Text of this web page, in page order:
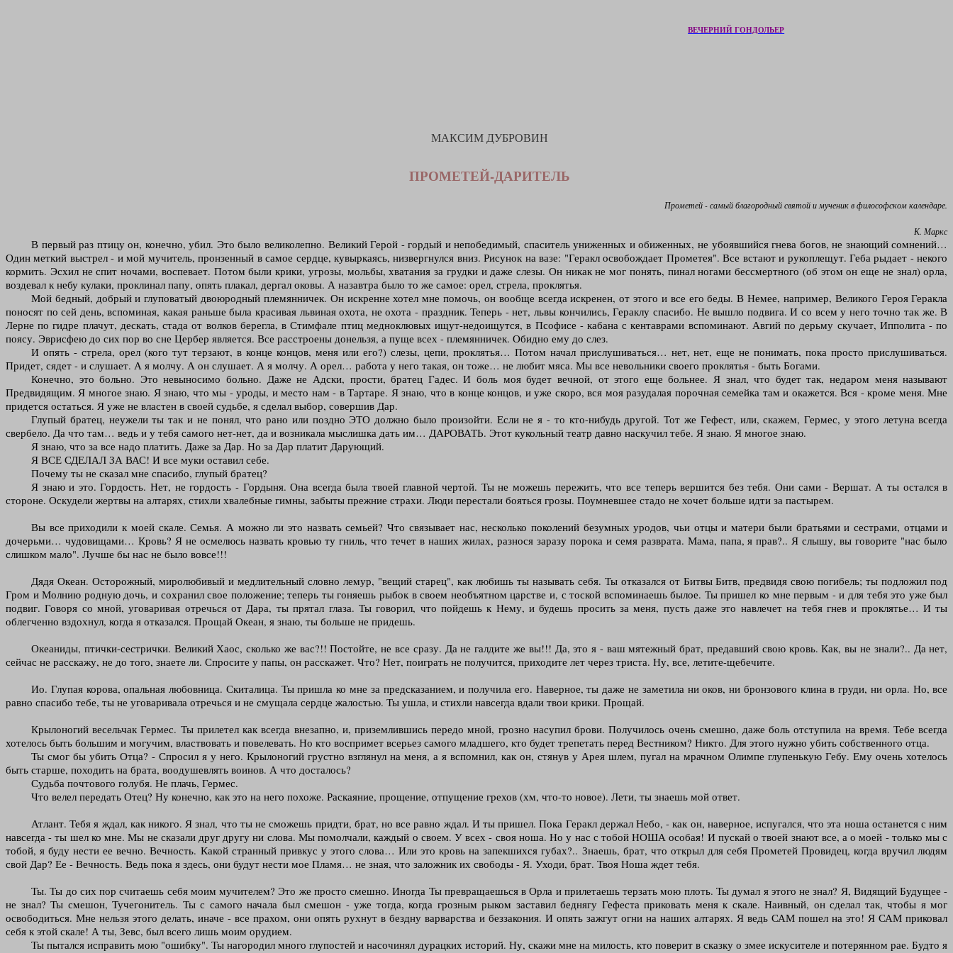
ВЕЧЕРНИЙ ГОНДОЛЬЕР
МАКСИМ ДУБРОВИН
ПРОМЕТЕЙ-ДАРИТЕЛЬ
Прометей - самый благородный святой и мученик в философском календаре.
К. Маркс
В первый раз птицу он, конечно, убил. Это было великолепно. Великий Герой - гордый и непобедимый, спаситель униженных и обиженных, не убоявшийся гнева богов, не знающий сомнений…
Один меткий выстрел - и мой мучитель, пронзенный в самое сердце, кувыркаясь, низвергнулся вниз. Рисунок на вазе: "Геракл освобождает Прометея". Все встают и рукоплещут. Геба рыдает - некого
кормить. Эсхил не спит ночами, воспевает. Потом были крики, угрозы, мольбы, хватания за грудки и даже слезы. Он никак не мог понять, пинал ногами бессмертного (об этом он еще не знал) орла,
воздевал к небу кулаки, проклинал папу, опять плакал, дергал оковы. А назавтра было то же самое: орел, стрела, проклятья.
Мой бедный, добрый и глуповатый двоюродный племянничек. Он искренне хотел мне помочь, он вообще всегда искренен, от этого и все его беды. В Немее, например, Великого Героя Геракла
поносят по сей день, вспоминая, какая раньше была красивая львиная охота, не охота - праздник. Теперь - нет, львы кончились, Гераклу спасибо. Не вышло подвига. И со всем у него точно так же. В
Лерне по гидре плачут, дескать, стада от волков берегла, в Стимфале птиц медноклювых ищут-недоищутся, в Псофисе - кабана с кентаврами вспоминают. Авгий по дерьму скучает, Ипполита - по
поясу. Эврисфею до сих пор во сне Цербер является. Все расстроены донельзя, а пуще всех - племянничек. Обидно ему до слез.
И опять - стрела, орел (кого тут терзают, в конце концов, меня или его?) слезы, цепи, проклятья… Потом начал прислушиваться… нет, нет, еще не понимать, пока просто прислушиваться.
Придет, сядет - и слушает. А я молчу. А он слушает. А я молчу. А орел… работа у него такая, он тоже… не любит мяса. Мы все невольники своего проклятья - быть Богами.
Конечно, это больно. Это невыносимо больно. Даже не Адски, прости, братец Гадес. И боль моя будет вечной, от этого еще больнее. Я знал, что будет так, недаром меня называют
Предвидящим. Я многое знаю. Я знаю, что мы - уроды, и место нам - в Тартаре. Я знаю, что в конце концов, и уже скоро, вся моя разудалая порочная семейка там и окажется. Вся - кроме меня. Мне
придется остаться. Я уже не властен в своей судьбе, я сделал выбор, совершив Дар.
Глупый братец, неужели ты так и не понял, что рано или поздно ЭТО должно было произойти. Если не я - то кто-нибудь другой. Тот же Гефест, или, скажем, Гермес, у этого летуна всегда
свербело. Да что там… ведь и у тебя самого нет-нет, да и возникала мыслишка дать им… ДАРОВАТЬ. Этот кукольный театр давно наскучил тебе. Я знаю. Я многое знаю.
Я знаю, что за все надо платить. Даже за Дар. Но за Дар платит Дарующий.
Я ВСЕ СДЕЛАЛ ЗА ВАС! И все муки оставил себе.
Почему ты не сказал мне спасибо, глупый братец?
Я знаю и это. Гордость. Нет, не гордость - Гордыня. Она всегда была твоей главной чертой. Ты не можешь пережить, что все теперь вершится без тебя. Они сами - Вершат. А ты остался в
стороне. Оскудели жертвы на алтарях, стихли хвалебные гимны, забыты прежние страхи. Люди перестали бояться грозы. Поумневшее стадо не хочет больше идти за пастырем.
Вы все приходили к моей скале. Семья. А можно ли это назвать семьей? Что связывает нас, несколько поколений безумных уродов, чьи отцы и матери были братьями и сестрами, отцами и
дочерьми… чудовищами… Кровь? Я не осмелюсь назвать кровью ту гниль, что течет в наших жилах, разнося заразу порока и семя разврата. Мама, папа, я прав?.. Я слышу, вы говорите "нас было
слишком мало". Лучше бы нас не было вовсе!!!
Дядя Океан. Осторожный, миролюбивый и медлительный словно лемур, "вещий старец", как любишь ты называть себя. Ты отказался от Битвы Битв, предвидя свою погибель; ты подложил под
Гром и Молнию родную дочь, и сохранил свое положение; теперь ты гоняешь рыбок в своем необъятном царстве и, с тоской вспоминаешь былое. Ты пришел ко мне первым - и для тебя это уже был
подвиг. Говоря со мной, уговаривая отречься от Дара, ты прятал глаза. Ты говорил, что пойдешь к Нему, и будешь просить за меня, пусть даже это навлечет на тебя гнев и проклятье… И ты
облегченно вздохнул, когда я отказался. Прощай Океан, я знаю, ты больше не придешь.
Океаниды, птички-сестрички. Великий Хаос, сколько же вас?!! Постойте, не все сразу. Да не галдите же вы!!! Да, это я - ваш мятежный брат, предавший свою кровь. Как, вы не знали?.. Да нет,
сейчас не расскажу, не до того, знаете ли. Спросите у папы, он расскажет. Что? Нет, поиграть не получится, приходите лет через триста. Ну, все, летите-щебечите.
Ио. Глупая корова, опальная любовница. Скиталица. Ты пришла ко мне за предсказанием, и получила его. Наверное, ты даже не заметила ни оков, ни бронзового клина в груди, ни орла. Но, все
равно спасибо тебе, ты не уговаривала отречься и не смущала сердце жалостью. Ты ушла, и стихли навсегда вдали твои крики. Прощай.
Крылоногий весельчак Гермес. Ты прилетел как всегда внезапно, и, приземлившись передо мной, грозно насупил брови. Получилось очень смешно, даже боль отступила на время. Тебе всегда
хотелось быть большим и могучим, властвовать и повелевать. Но кто воспримет всерьез самого младшего, кто будет трепетать перед Вестником? Никто. Для этого нужно убить собственного отца.
Ты смог бы убить Отца? - Спросил я у него. Крылоногий грустно взглянул на меня, а я вспомнил, как он, стянув у Арея шлем, пугал на мрачном Олимпе глупенькую Гебу. Ему очень хотелось
быть старше, походить на брата, воодушевлять воинов. А что досталось?
Судьба почтового голубя. Не плачь, Гермес.
Что велел передать Отец? Ну конечно, как это на него похоже. Раскаяние, прощение, отпущение грехов (хм, что-то новое). Лети, ты знаешь мой ответ.
Атлант. Тебя я ждал, как никого. Я знал, что ты не сможешь придти, брат, но все равно ждал. И ты пришел. Пока Геракл держал Небо, - как он, наверное, испугался, что эта ноша останется с ним
навсегда - ты шел ко мне. Мы не сказали друг другу ни слова. Мы помолчали, каждый о своем. У всех - своя ноша. Но у нас с тобой НОША особая! И пускай о твоей знают все, а о моей - только мы с
тобой, я буду нести ее вечно. Вечность. Какой странный привкус у этого слова… Или это кровь на запекшихся губах?.. Знаешь, брат, что открыл для себя Прометей Провидец, когда вручил людям
свой Дар? Ее - Вечность. Ведь пока я здесь, они будут нести мое Пламя… не зная, что заложник их свободы - Я. Уходи, брат. Твоя Ноша ждет тебя.
Ты. Ты до сих пор считаешь себя моим мучителем? Это же просто смешно. Иногда Ты превращаешься в Орла и прилетаешь терзать мою плоть. Ты думал я этого не знал? Я, Видящий Будущее -
не знал? Ты смешон, Тучегонитель. Ты с самого начала был смешон - уже тогда, когда грозным рыком заставил беднягу Гефеста приковать меня к скале. Наивный, он сделал так, чтобы я мог
освободиться. Мне нельзя этого делать, иначе - все прахом, они опять рухнут в бездну варварства и беззакония. И опять зажгут огни на наших алтарях. Я ведь САМ пошел на это! Я САМ приковал
себя к этой скале! А ты, Зевс, был всего лишь моим орудием.
Ты пытался исправить мою "ошибку". Ты нагородил много глупостей и насочинял дурацких историй. Ну, скажи мне на милость, кто поверит в сказку о змее искусителе и потерянном рае. Будто я